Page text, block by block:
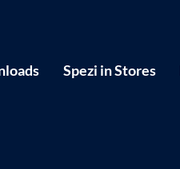
Spezi in Stores